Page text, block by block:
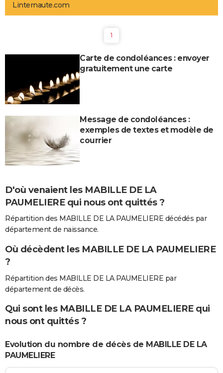
Alimentation
Guide de la santé
Maladies
Médicaments
Sommeil
VOYAGE
CARTE DE VOEUX
Carte de Noël
Carte Bonne année
Carte Saint-Valentin
Carte Pâques
Carte d'anniversaire
PROGRAMME TV
COPAINS D'AVANT
S'inscrire
Se connecter
Lycées
Collèges
Primaires
Universités
Entreprises
Service militaire
Avis de recherche
FORUM
Bricolage
Lifestyle
Culture
Sport
Auto
Television
Voyage
Cinema
Linternaute.com
1
Carte de condoléances : envoyer
gratuitement une carte
Message de condoléances :
exemples de textes et modèle de
courrier
D'où venaient les MABILLE DE LA
PAUMELIERE qui nous ont quittés ?
Répartition des MABILLE DE LA PAUMELIERE décédés par
département de naissance.
Où décèdent les MABILLE DE LA PAUMELIERE
?
Répartition des MABILLE DE LA PAUMELIERE par
département de décès.
Qui sont les MABILLE DE LA PAUMELIERE qui
nous ont quittés ?
Evolution du nombre de décès de MABILLE DE LA
PAUMELIERE